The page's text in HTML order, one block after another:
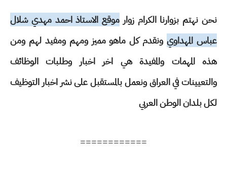
نحن نهتم بزوارنا الكرام زوار موقع الاستاذ احمد مهدي شلال
عباس المهداويونقدم كل ماهو مميز ومهم ومفيد لهم ومن
هذه المهمات والمفيدة هي اخر اخبار وطلبات الوظائف
والتعيينات في العراق ونعمل بالمستقبل على نشر اخبار التوظيف
لكل بلدان الوطن العربي
============